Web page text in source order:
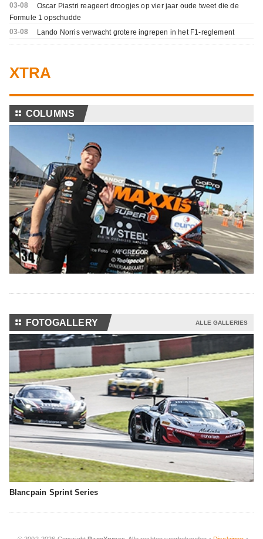
03-08
Oscar Piastri reageert droogjes op vier jaar oude tweet die de
Formule 1 opschudde
03-08
Lando Norris verwacht grotere ingrepen in het F1-reglement
XTRA
⚏ COLUMNS
⚏ FOTOGALLERY ALLE GALLERIES
Blancpain Sprint Series